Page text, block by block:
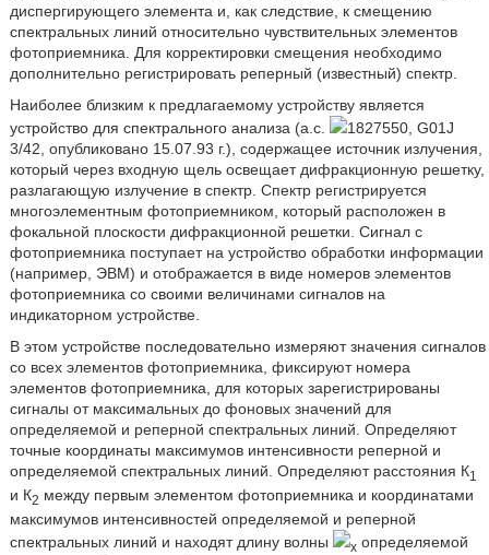
диспергирующего элемента и, как следствие, к смещению
спектральных линий относительно чувствительных элементов
фотоприемника. Для корректировки смещения необходимо
дополнительно регистрировать реперный (известный) спектр.
Наиболее близким к предлагаемому устройству является
устройство для спектрального анализа (а.с.
1827550, G01J
3/42, опубликовано 15.07.93 г.), содержащее источник излучения,
который через входную щель освещает дифракционную решетку,
разлагающую излучение в спектр. Спектр регистрируется
многоэлементным фотоприемником, который расположен в
фокальной плоскости дифракционной решетки. Сигнал с
фотоприемника поступает на устройство обработки информации
(например, ЭВМ) и отображается в виде номеров элементов
фотоприемника со своими величинами сигналов на
индикаторном устройстве.
В этом устройстве последовательно измеряют значения сигналов
со всех элементов фотоприемника, фиксируют номера
элементов фотоприемника, для которых зарегистрированы
сигналы от максимальных до фоновых значений для
определяемой и реперной спектральных линий. Определяют
точные координаты максимумов интенсивности реперной и
определяемой спектральных линий. Определяют расстояния К1
и К2 между первым элементом фотоприемника и координатами
максимумов интенсивностей определяемой и реперной
спектральных линий и находят длину волны
хопределяемой